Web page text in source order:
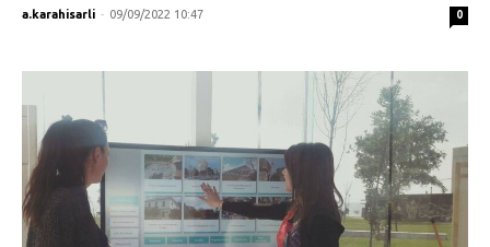
a.karahisarli - 09/09/2022 10:47 0